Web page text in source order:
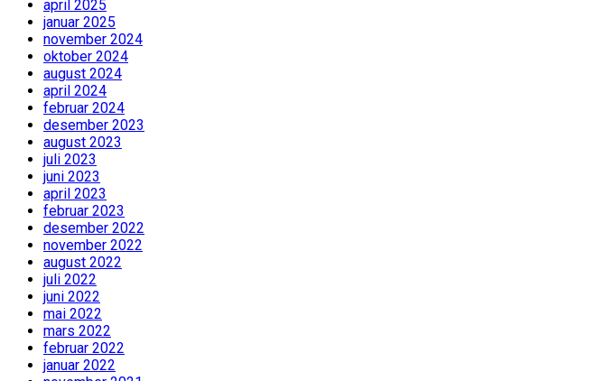
april 2025
januar 2025
november 2024
oktober 2024
august 2024
april 2024
februar 2024
desember 2023
august 2023
juli 2023
juni 2023
april 2023
februar 2023
desember 2022
november 2022
august 2022
juli 2022
juni 2022
mai 2022
mars 2022
februar 2022
januar 2022